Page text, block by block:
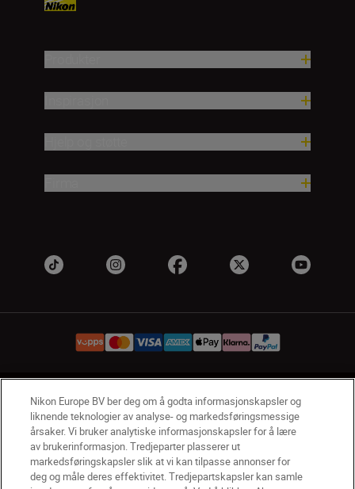
NO Nikon Sites
Kontakt oss Personvernerklæring
Bruksvilkår
Vilkår og betingelser for Nikon Store
Erklæring Om Informasjonskapsler
Tilgjengelighet
Innstillinger for informasjonskapsler
Nikon Europe BV ber deg om å godta informasjonskapsler og
liknende teknologier av analyse- og markedsføringsmessige
årsaker. Vi bruker analytiske informasjonskapsler for å lære
av brukerinformasjon. Tredjeparter plasserer ut
markedsføringskapsler slik at vi kan tilpasse annonser for
deg og måle deres effektivitet. Tredjepartskapsler kan samle